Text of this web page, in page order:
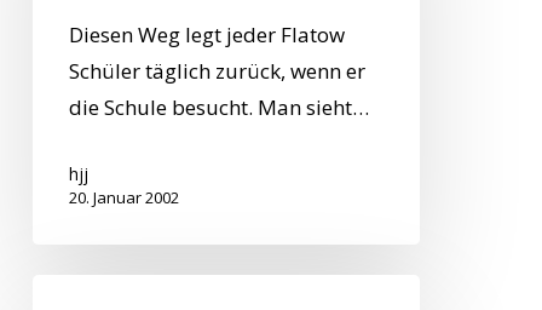
Diesen Weg legt jeder Flatow
Schüler täglich zurück, wenn er
die Schule besucht. Man sieht…
hjj
20. Januar 2002